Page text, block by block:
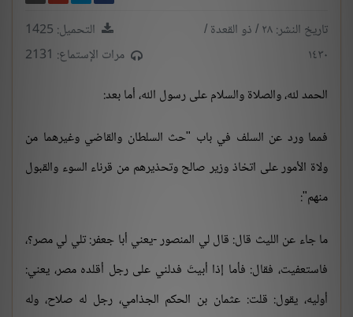
تاريخ النشر: ٢٨ / ذو القعدة /
١٤٣٠
التحميل: 1425
مرات الإستماع: 2131
الحمد لله، والصلاة والسلام على رسول الله، أما بعد:
فمما ورد عن السلف في باب "حث السلطان والقاضي وغيرهما من
ولاة الأمور على اتخاذ وزير صالح وتحذيرهم من قرناء السوء والقبول
منهم":
ما جاء عن الليث قال: قال لي المنصور -يعني أبا جعفر: تلي لي مصر؟،
فاستعفيت، فقال: فأما إذا أبيتَ فدلني على رجل أقلده مصر، يعني:
أوليه، يقول: قلت: عثمان بن الحكم الجذامي، رجل له صلاح، وله